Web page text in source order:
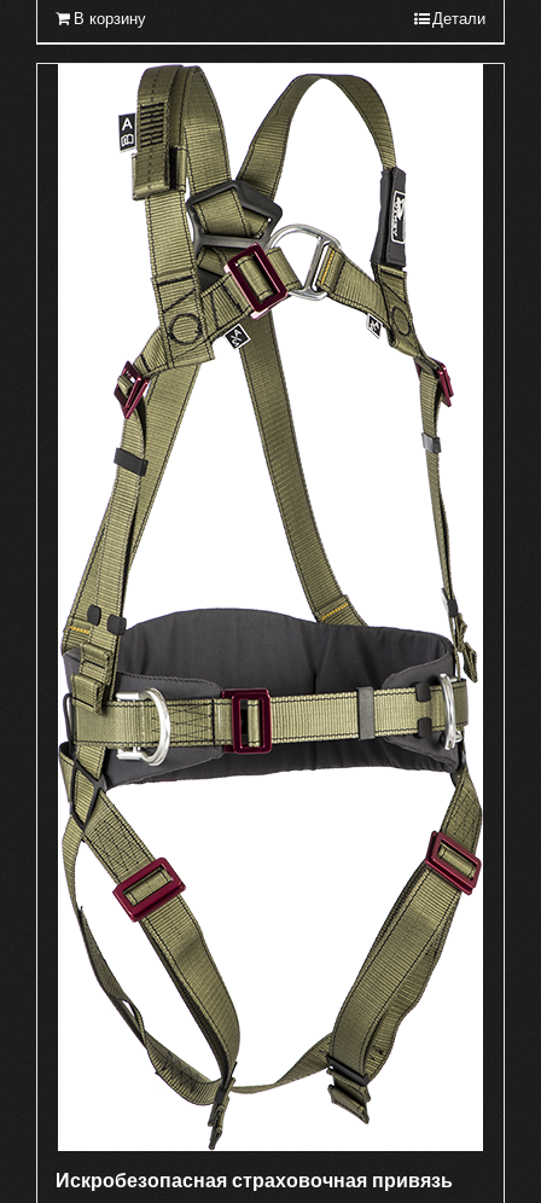
В корзину Детали
Искробезопасная страховочная привязь